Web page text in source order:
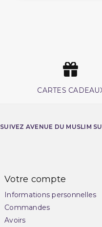
CARTES
SUIVEZ AVENUE DU MUSLIM
Votre compte
Informations personnelles
Commandes
Avoirs